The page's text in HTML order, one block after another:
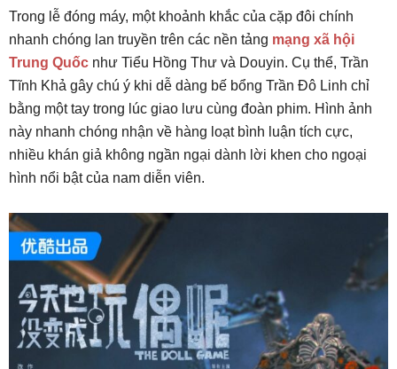
Trong lễ đóng máy, một khoảnh khắc của cặp đôi chính
nhanh chóng lan truyền trên các nền tảng mạng xã hội
Trung Quốc như Tiểu Hồng Thư và Douyin. Cụ thể, Trần
Tĩnh Khả gây chú ý khi dễ dàng bế bổng Trần Đô Linh chỉ
bằng một tay trong lúc giao lưu cùng đoàn phim. Hình ảnh
này nhanh chóng nhận về hàng loạt bình luận tích cực,
nhiều khán giả không ngần ngại dành lời khen cho ngoại
hình nổi bật của nam diễn viên.